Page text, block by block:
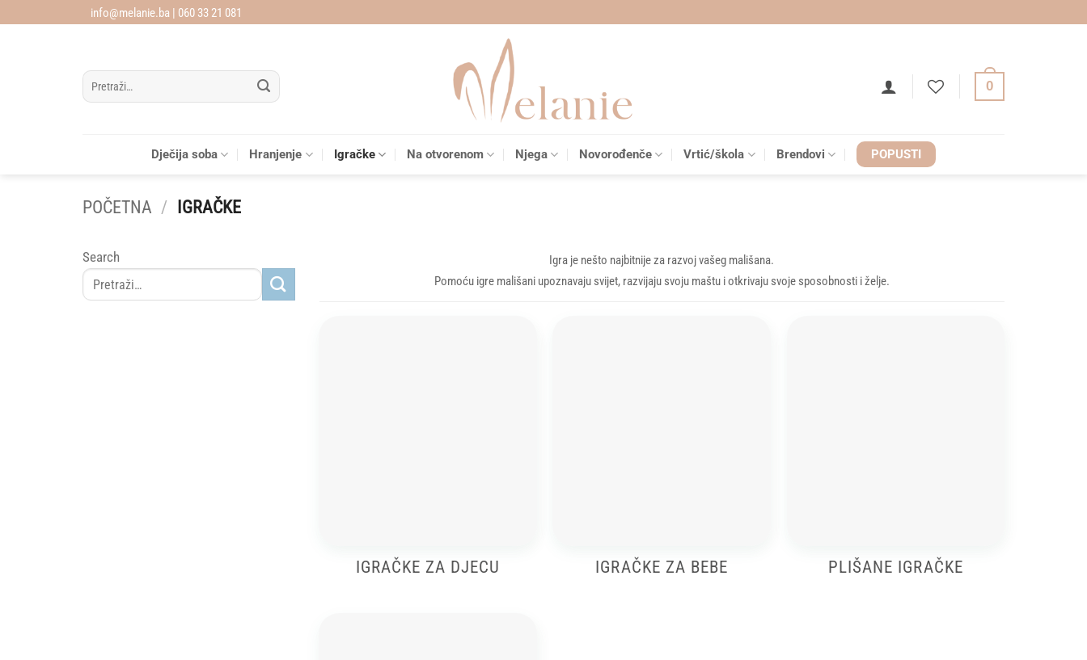
info@melanie.ba | 060 33 21 081
Pretraži:
0
Dječija soba Hranjenje Igračke Na otvorenom Njega Novorođenče Vrtić/škola Brendovi POPUSTI
POČETNA / IGRAČKE
Search
Igra je nešto najbitnije za razvoj vašeg mališana.
Pomoću igre mališani upoznavaju svijet, razvijaju svoju maštu i otkrivaju svoje sposobnosti i želje.
IGRAČKE ZA DJECU IGRAČKE ZA BEBE PLIŠANE IGRAČKE